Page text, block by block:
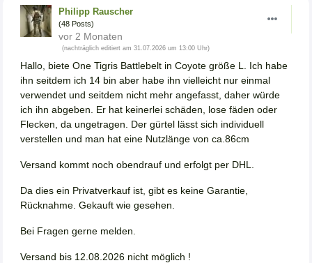
Philipp Rauscher
(48 Posts)
vor 2 Monaten
(nachträglich editiert am 31.07.2026 um 13:00 Uhr)
Hallo, biete One Tigris Battlebelt in Coyote größe L. Ich habe
ihn seitdem ich 14 bin aber habe ihn vielleicht nur einmal
verwendet und seitdem nicht mehr angefasst, daher würde
ich ihn abgeben. Er hat keinerlei schäden, lose fäden oder
Flecken, da ungetragen. Der gürtel lässt sich individuell
verstellen und man hat eine Nutzlänge von ca.86cm
Versand kommt noch obendrauf und erfolgt per DHL.
Da dies ein Privatverkauf ist, gibt es keine Garantie,
Rücknahme. Gekauft wie gesehen.
Bei Fragen gerne melden.
Versand bis 12.08.2026 nicht möglich !